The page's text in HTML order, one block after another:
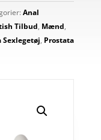
Anal
Tilbud, Mænd,
Sexlegetøj, Prostata